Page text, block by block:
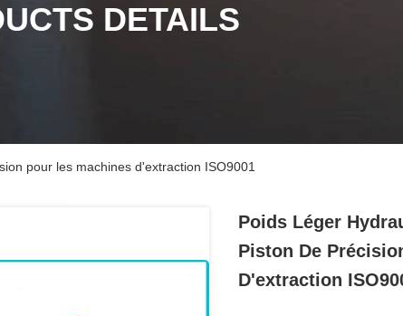
DETAILS
pour les machines d'extraction ISO9001
Poids Léger
Piston De
D'extraction